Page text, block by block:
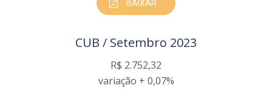
BAIXAR
CUB / Setembro 2023
R$ 2.752,32
variação + 0,07%